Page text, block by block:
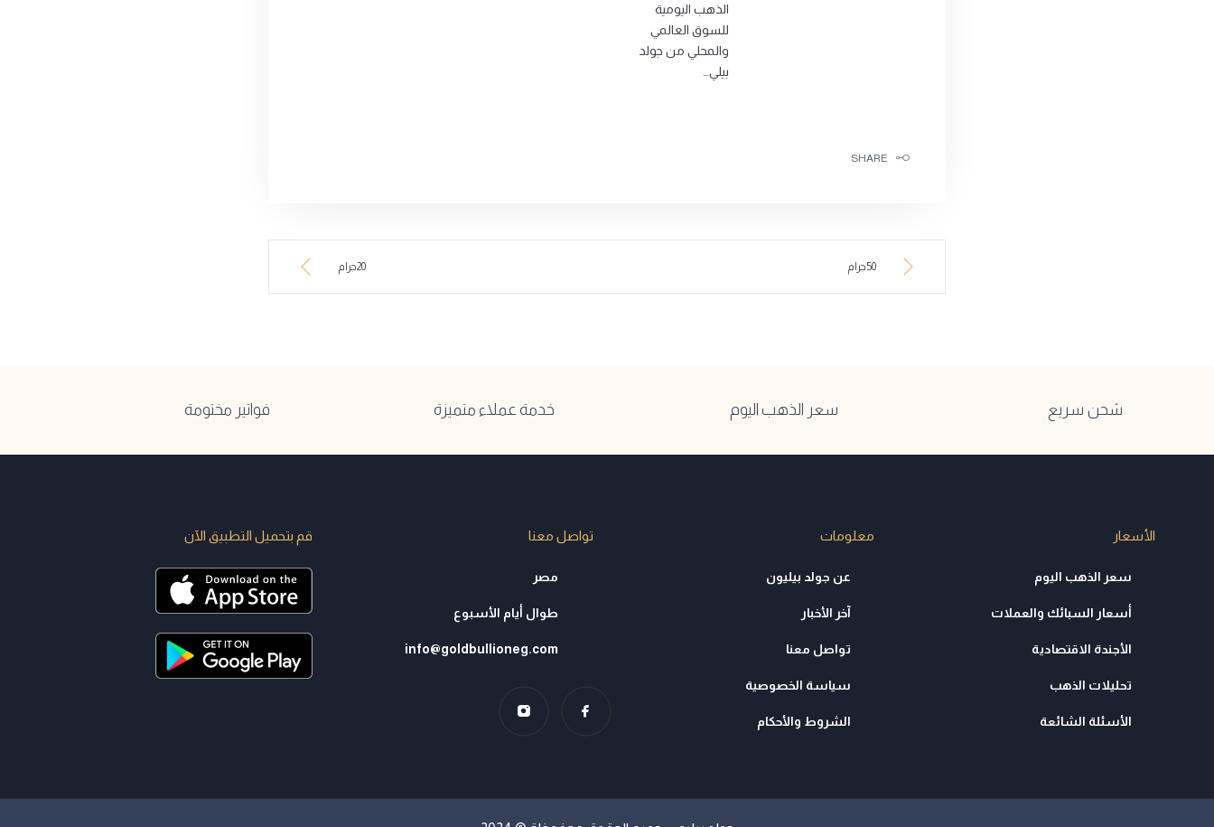
الذهب اليومية
للسوق العالمي
والمحلي من جولد
بيلي…
SHARE
50جرام 20جرام
شحن سريع سعر الذهب اليوم خدمة عملاء متميزة فواتير مختومة
الأسعار
سعر الذهب اليوم
أسعار السبائك والعملات
الأجندة الاقتصادية
تحليلات الذهب
الأسئلة الشائعة
معلومات
عن جولد بيليون
آخر الأخبار
تواصل معنا
سياسة الخصوصية
الشروط والأحكام
تواصل معنا
مصر
طوال أيام الأسبوع
info@goldbullioneg.com
قم بتحميل التطبيق الآن